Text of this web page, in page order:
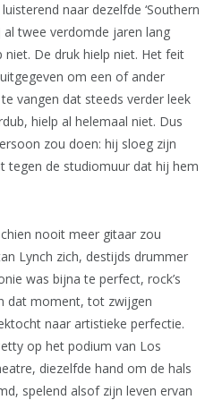
naar dezelfde ‘Southern
al twee verdomde jaren lang
De druk hielp niet. Het feit
om een of ander
vangen dat steeds verder leek
hielp al helemaal niet. Dus
zou doen: hij sloeg zijn
tegen de studiomuur dat hij hem
nooit meer gitaar zou
Lynch zich, destijds drummer
was bijna te perfect, rock’s
dat moment, tot zwijgen
naar artistieke perfectie.
op het podium van Los
diezelfde hand om de hals
spelend alsof zijn leven ervan